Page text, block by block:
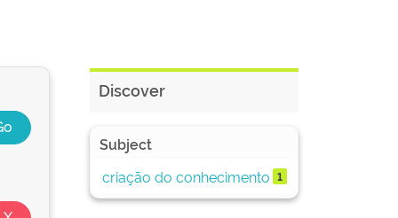
Discover
Subject
criação do conhecimento 1